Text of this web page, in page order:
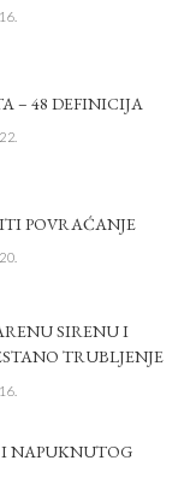
– 48 DEFINICIJA
POVRAĆANJE
SIRENU I
TRUBLJENJE
NAPUKNUTOG